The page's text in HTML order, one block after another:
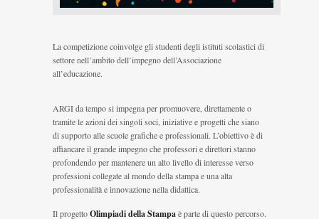
La competizione coinvolge gli studenti degli istituti scolastici di
settore nell’ambito dell’impegno dell’Associazione
all’educazione.
ARGI da tempo si impegna per promuovere, direttamente o
tramite le azioni dei singoli soci, iniziative e progetti che siano
di supporto alle scuole grafiche e professionali. L’obiettivo è di
affiancare il grande impegno che professori e direttori stanno
profondendo per mantenere un alto livello di interesse verso
professioni collegate al mondo della stampa e una alta
professionalità e innovazione nella didattica.
Il progettoOlimpiadi della Stampaè parte di questo percorso.